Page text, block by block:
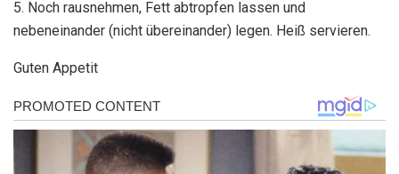
5. Noch rausnehmen, Fett abtropfen lassen und
nebeneinander (nicht übereinander) legen. Heiß servieren.
Guten Appetit